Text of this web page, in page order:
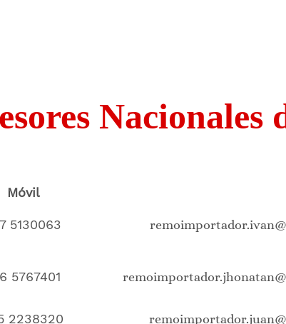
Nacionales
Móvil
5130063
5767401
2238320